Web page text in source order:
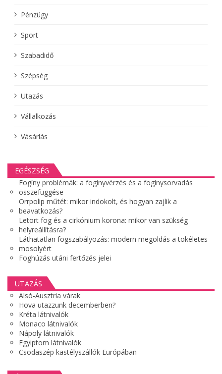
Pénzügy
Sport
Szabadidő
Szépség
Utazás
Vállalkozás
Vásárlás
EGÉSZSÉG
Fogíny problémák: a fogínyvérzés és a fogínysorvadás
összefüggése
Orrpolip műtét: mikor indokolt, és hogyan zajlik a
beavatkozás?
Letört fog és a cirkónium korona: mikor van szükség
helyreállításra?
Láthatatlan fogszabályozás: modern megoldás a tökéletes
mosolyért
Foghúzás utáni fertőzés jelei
UTAZÁS
Alsó-Ausztria várak
Hova utazzunk decemberben?
Kréta látnivalók
Monaco látnivalók
Nápoly látnivalók
Egyiptom látnivalók
Csodaszép kastélyszállók Európában